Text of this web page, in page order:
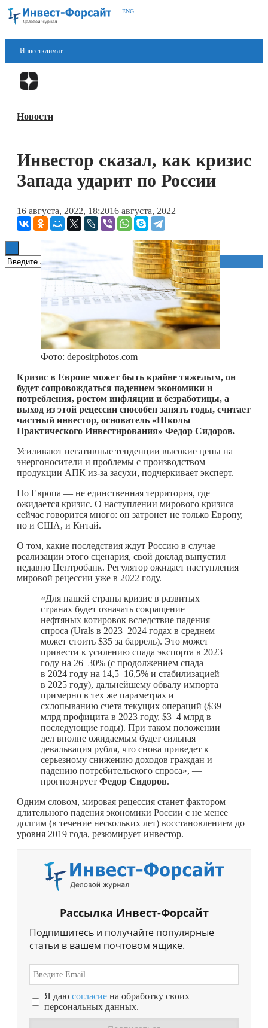
ENG
Инвестклимат
Финансы
Блокчейн
Книги
Новости
Инвестор сказал, как кризис
Запада ударит по России
16 августа, 2022, 18:2016 августа, 2022
Фото: depositphotos.com
Кризис в Европе может быть крайне тяжелым, он
будет сопровождаться падением экономики и
потребления, ростом инфляции и безработицы, а
выход из этой рецессии способен занять годы, считает
частный инвестор, основатель «Школы
Практического Инвестирования» Федор Сидоров.
Усиливают негативные тенденции высокие цены на
энергоносители и проблемы с производством
продукции АПК из-за засухи, подчеркивает эксперт.
Но Европа — не единственная территория, где
ожидается кризис. О наступлении мирового кризиса
сейчас говорится много: он затронет не только Европу,
но и США, и Китай.
О том, какие последствия ждут Россию в случае
реализации этого сценария, свой доклад выпустил
недавно Центробанк. Регулятор ожидает наступления
мировой рецессии уже в 2022 году.
«Для нашей страны кризис в развитых
странах будет означать сокращение
нефтяных котировок вследствие падения
спроса (Urals в 2023–2024 годах в среднем
может стоить $35 за баррель). Это может
привести к усилению спада экспорта в 2023
году на 26–30% (с продолжением спада
в 2024 году на 14,5–16,5% и стабилизацией
в 2025 году), дальнейшему обвалу импорта
примерно в тех же параметрах и
схлопыванию счета текущих операций ($39
млрд профицита в 2023 году, $3–4 млрд в
последующие годы). При таком положении
дел вполне ожидаемым будет сильная
девальвация рубля, что снова приведет к
серьезному снижению доходов граждан и
падению потребительского спроса», —
прогнозирует Федор Сидоров.
Одним словом, мировая рецессия станет фактором
длительного падения экономики России с не менее
долгим (в течение нескольких лет) восстановлением до
уровня 2019 года, резюмирует инвестор.
Рассылка Инвест-Форсайт
Подпишитесь и получайте популярные
статьи в вашем почтовом ящике.
Я даю согласие на обработку своих
персональных данных.